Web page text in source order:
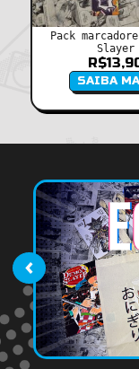
Pack
Slayer
R$
SAIBA
‹